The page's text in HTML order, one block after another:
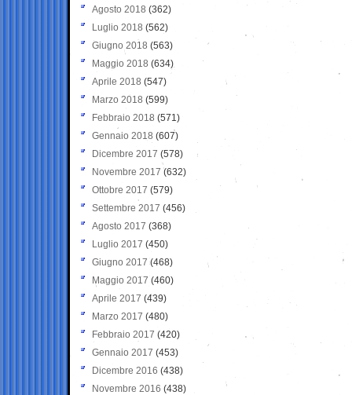
Agosto 2018 (362)
Luglio 2018 (562)
Giugno 2018 (563)
Maggio 2018 (634)
Aprile 2018 (547)
Marzo 2018 (599)
Febbraio 2018 (571)
Gennaio 2018 (607)
Dicembre 2017 (578)
Novembre 2017 (632)
Ottobre 2017 (579)
Settembre 2017 (456)
Agosto 2017 (368)
Luglio 2017 (450)
Giugno 2017 (468)
Maggio 2017 (460)
Aprile 2017 (439)
Marzo 2017 (480)
Febbraio 2017 (420)
Gennaio 2017 (453)
Dicembre 2016 (438)
Novembre 2016 (438)